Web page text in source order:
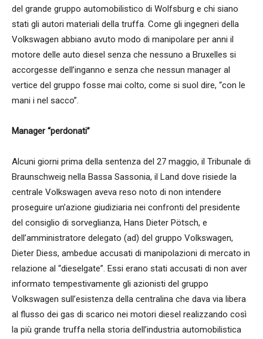
del grande gruppo automobilistico di Wolfsburg e chi siano
stati gli autori materiali della truffa. Come gli ingegneri della
Volkswagen abbiano avuto modo di manipolare per anni il
motore delle auto diesel senza che nessuno a Bruxelles si
accorgesse dell’inganno e senza che nessun manager al
vertice del gruppo fosse mai colto, come si suol dire, “con le
mani i nel sacco”.
Manager “perdonati”
Alcuni giorni prima della sentenza del 27 maggio, il Tribunale di
Braunschweig nella Bassa Sassonia, il Land dove risiede la
centrale Volkswagen aveva reso noto di non intendere
proseguire un’azione giudiziaria nei confronti del presidente
del consiglio di sorveglianza, Hans Dieter Pötsch, e
dell’amministratore delegato (ad) del gruppo Volkswagen,
Dieter Diess, ambedue accusati di manipolazioni di mercato in
relazione al “dieselgate”. Essi erano stati accusati di non aver
informato tempestivamente gli azionisti del gruppo
Volkswagen sull’esistenza della centralina che dava via libera
al flusso dei gas di scarico nei motori diesel realizzando così
la più grande truffa nella storia dell’industria automobilistica